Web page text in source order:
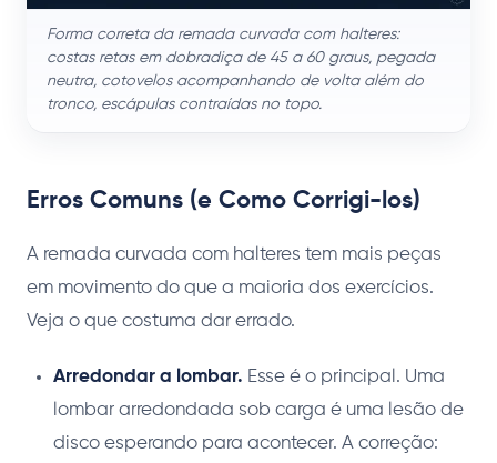
Forma correta da remada curvada com halteres:
costas retas em dobradiça de 45 a 60 graus, pegada
neutra, cotovelos acompanhando de volta além do
tronco, escápulas contraídas no topo.
Erros Comuns (e Como Corrigi-los)
A remada curvada com halteres tem mais peças
em movimento do que a maioria dos exercícios.
Veja o que costuma dar errado.
Arredondar a lombar. Esse é o principal. Uma
lombar arredondada sob carga é uma lesão de
disco esperando para acontecer. A correção: